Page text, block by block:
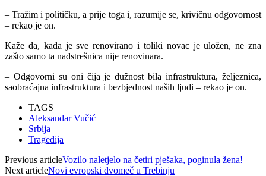
– Tražim i političku, a prije toga i, razumije se, krivičnu odgovornost
– rekao je on.
Kaže da, kada je sve renovirano i toliki novac je uložen, ne zna
zašto samo ta nadstrešnica nije renovinara.
– Odgovorni su oni čija je dužnost bila infrastruktura, željeznica,
saobraćajna infrastruktura i bezbjednost naših ljudi – rekao je on.
TAGS
Aleksandar Vučić
Srbija
Tragedija
Previous articleVozilo naletjelo na četiri pješaka, poginula žena!
Next articleNovi evropski dvomeč u Trebinju